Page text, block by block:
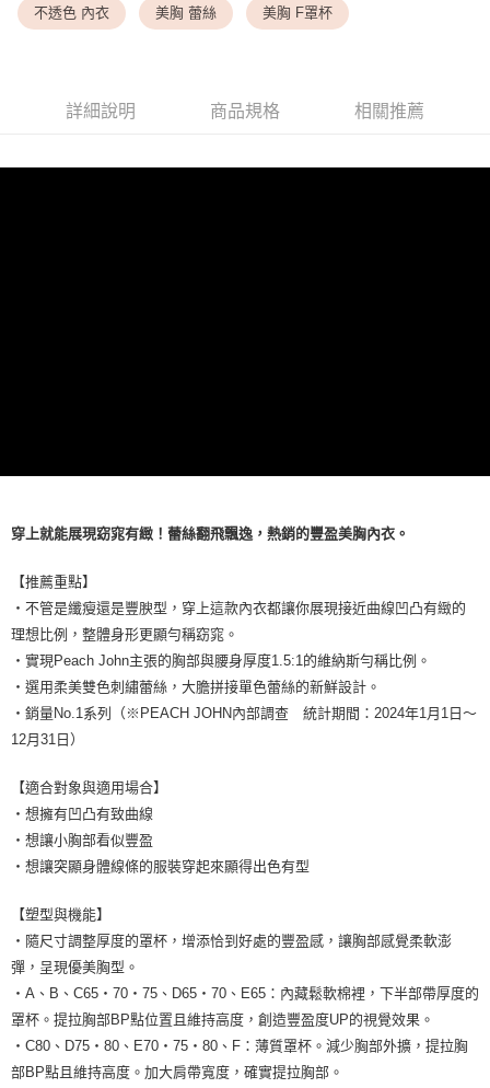
<無合作配送請勿選取>付款後萊爾富取貨
每筆NT$80，滿NT$1,500(含以上)免運費
不透色 內衣 美胸 蕾絲 美胸 F罩杯
詳細說明 商品規格 相關推薦
穿上就能展現窈窕有緻！蕾絲翻飛飄逸，熱銷的豐盈美胸內衣。
【推薦重點】
・不管是纖瘦還是豐腴型，穿上這款內衣都讓你展現接近曲線凹凸有緻的
理想比例，整體身形更顯勻稱窈窕。
・實現Peach John主張的胸部與腰身厚度1.5:1的維納斯勻稱比例。
・選用柔美雙色刺繡蕾絲，大膽拼接單色蕾絲的新鮮設計。
・銷量No.1系列（※PEACH JOHN內部調查 統計期間：2024年1月1日～
12月31日）
【適合對象與適用場合】
・想擁有凹凸有致曲線
・想讓小胸部看似豐盈
・想讓突顯身體線條的服裝穿起來顯得出色有型
【塑型與機能】
・隨尺寸調整厚度的罩杯，增添恰到好處的豐盈感，讓胸部感覺柔軟澎
彈，呈現優美胸型。
・A、B、C65・70・75、D65・70、E65：內藏鬆軟棉裡，下半部帶厚度的
罩杯。提拉胸部BP點位置且維持高度，創造豐盈度UP的視覺效果。
・C80、D75・80、E70・75・80、F：薄質罩杯。減少胸部外擴，提拉胸
部BP點且維持高度。加大肩帶寬度，確實提拉胸部。